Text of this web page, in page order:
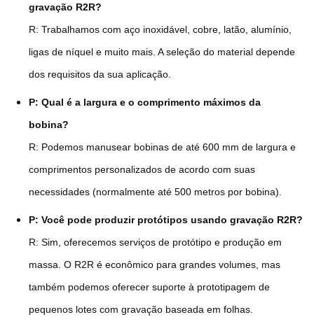
gravação R2R?
R: Trabalhamos com aço inoxidável, cobre, latão, alumínio,
ligas de níquel e muito mais. A seleção do material depende
dos requisitos da sua aplicação.
P: Qual é a largura e o comprimento máximos da
bobina?
R: Podemos manusear bobinas de até 600 mm de largura e
comprimentos personalizados de acordo com suas
necessidades (normalmente até 500 metros por bobina).
P: Você pode produzir protótipos usando gravação R2R?
R: Sim, oferecemos serviços de protótipo e produção em
massa. O R2R é econômico para grandes volumes, mas
também podemos oferecer suporte à prototipagem de
pequenos lotes com gravação baseada em folhas.